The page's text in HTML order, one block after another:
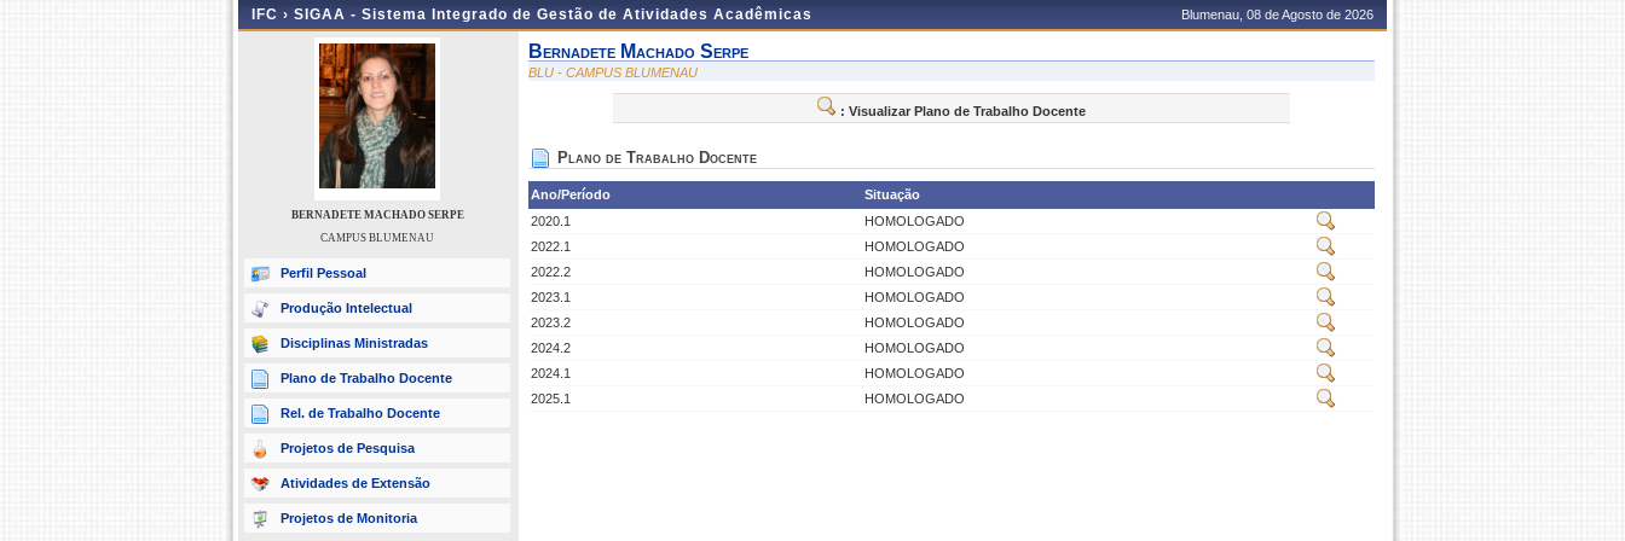
IFC › SIGAA - Sistema Integrado de Gestão de Atividades Acadêmicas Blumenau, 08 de Agosto de 2026
BERNADETE MACHADO SERPE
CAMPUS BLUMENAU
Perfil Pessoal
Produção Intelectual
Disciplinas Ministradas
Plano de Trabalho Docente
Rel. de Trabalho Docente
Projetos de Pesquisa
Atividades de Extensão
Projetos de Monitoria
Bernadete Machado Serpe
BLU - CAMPUS BLUMENAU
: Visualizar Plano de Trabalho Docente
Plano de Trabalho Docente
Ano/Período
Situação
2020.1
HOMOLOGADO
2022.1
HOMOLOGADO
2022.2
HOMOLOGADO
2023.1
HOMOLOGADO
2023.2
HOMOLOGADO
2024.2
HOMOLOGADO
2024.1
HOMOLOGADO
2025.1
HOMOLOGADO